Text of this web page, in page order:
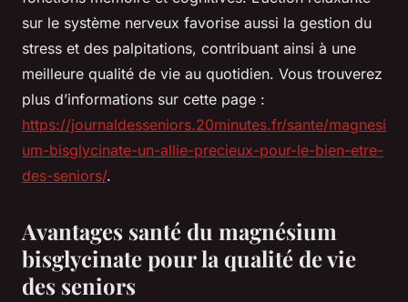
sur le système nerveux favorise aussi la gestion du
stress et des palpitations, contribuant ainsi à une
meilleure qualité de vie au quotidien. Vous trouverez
plus d’informations sur cette page :
https://journaldesseniors.20minutes.fr/sante/magnesi
um-bisglycinate-un-allie-precieux-pour-le-bien-etre-
des-seniors/.
Avantages santé du magnésium
bisglycinate pour la qualité de vie
des seniors